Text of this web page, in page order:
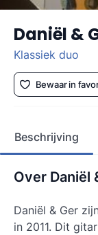
Daniël &
Klassiek duo
Bewaar in
Beschrijving
Over Daniël
Daniël & Ger
in 2011. Dit